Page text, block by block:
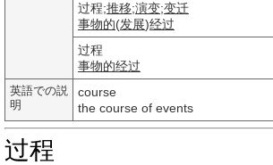
过程;推移;演变;变迁
事物的(发展)经过
过程
事物的经过
英語での説
明
course
the course of events
过程